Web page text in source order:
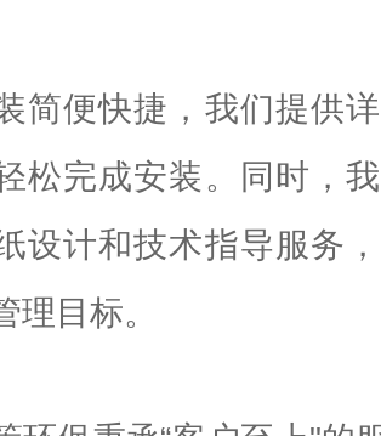
简便快捷，我们提供
松完成安装。同时，
设计和技术指导服务
理目标。